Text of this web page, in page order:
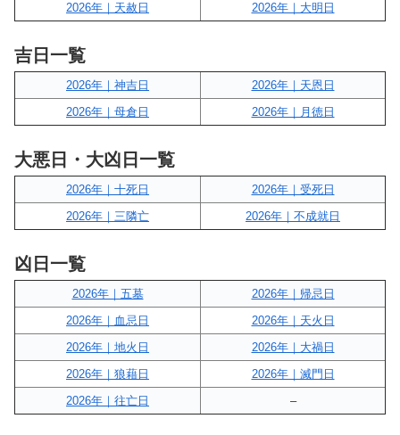
2026年｜天赦日
2026年｜大明日
吉日一覧
2026年｜神吉日
2026年｜天恩日
2026年｜母倉日
2026年｜月徳日
大悪日・大凶日一覧
2026年｜十死日
2026年｜受死日
2026年｜三隣亡
2026年｜不成就日
凶日一覧
2026年｜五墓
2026年｜帰忌日
2026年｜血忌日
2026年｜天火日
2026年｜地火日
2026年｜大禍日
2026年｜狼藉日
2026年｜滅門日
2026年｜往亡日
–